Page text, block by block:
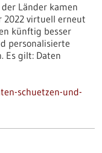
Länder kamen
2022 virtuell erneut
künftig besser
personalisierte
Es gilt: Daten
schuetzen-und-